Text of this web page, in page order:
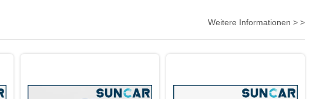
Weitere Informationen > >